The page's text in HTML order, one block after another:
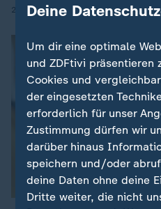
25.06.2026 | 05:30
Deine
Um dir eine optimale
und ZDFtivi präsentieren
Cookies und
der eingesetzten
erforderlich für unser
Zustimmung dürfen wir
darüber hinaus
speichern und/oder
deine Daten ohne deine
Dritte weiter, die nicht